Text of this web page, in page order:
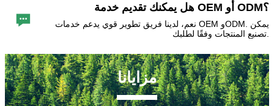

هل يمكنك تقديم خدمة OEM أو ODM؟
نعم، لدينا فريق تطوير قوي يدعم خدمات OEM وODM. يمكن
تصنيع المنتجات وفقًا لطلبك.
مزايانا